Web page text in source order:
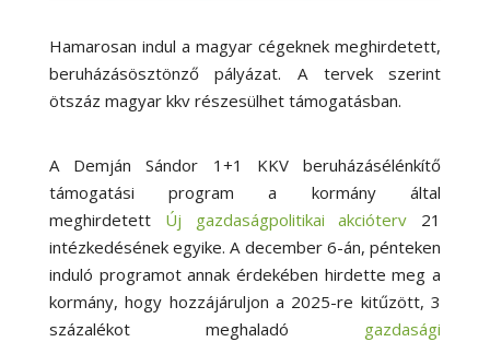
Hamarosan indul a magyar cégeknek meghirdetett,
beruházásösztönző pályázat. A tervek szerint
ötszáz magyar kkv részesülhet támogatásban.
A Demján Sándor 1+1 KKV beruházásélénkítő
támogatási program a kormány által
meghirdetett Új gazdaságpolitikai akcióterv 21
intézkedésének egyike. A december 6-án, pénteken
induló programot annak érdekében hirdette meg a
kormány, hogy hozzájáruljon a 2025-re kitűzött, 3
százalékot meghaladó gazdasági